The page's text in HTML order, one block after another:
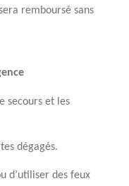
remboursé sans
secours et les
dégagés.
d’utiliser des feux